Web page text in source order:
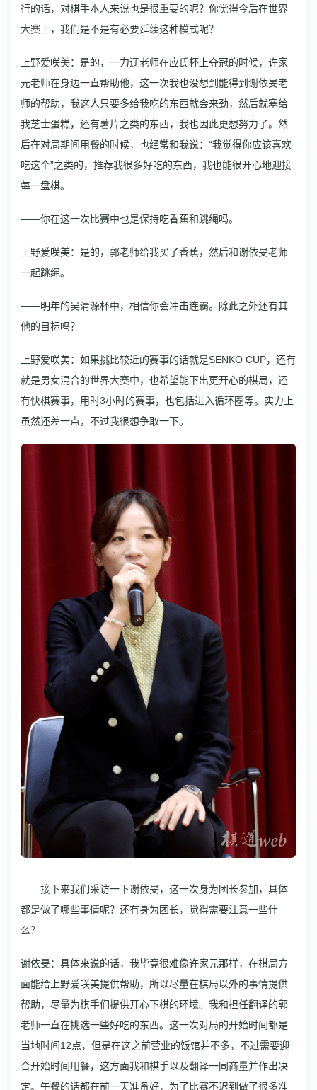
行的话，对棋手本人来说也是很重要的呢？你觉得今后在世界
大赛上，我们是不是有必要延续这种模式呢？
上野爱咲美：是的，一力辽老师在应氏杯上夺冠的时候，许家
元老师在身边一直帮助他，这一次我也没想到能得到谢依旻老
师的帮助，我这人只要多给我吃的东西就会来劲，然后就塞给
我芝士蛋糕，还有薯片之类的东西，我也因此更想努力了。 然
后在对局期间用餐的时候，也经常和我说：“我觉得你应该喜欢
吃这个”之类的，推荐我很多好吃的东西，我也能很开心地迎接
每一盘棋。
——你在这一次比赛中也是保持吃香蕉和跳绳吗。
上野爱咲美：是的，郭老师给我买了香蕉，然后和谢依旻老师
一起跳绳。
——明年的吴清源杯中，相信你会冲击连霸。除此之外还有其
他的目标吗？
上野爱咲美：如果挑比较近的赛事的话就是SENKO CUP，还有
就是男女混合的世界大赛中，也希望能下出更开心的棋局，还
有快棋赛事，用时3小时的赛事，也包括进入循环圈等。实力上
虽然还差一点，不过我很想争取一下。
——接下来我们采访一下谢依旻，这一次身为团长参加，具体
都是做了哪些事情呢？还有身为团长，觉得需要注意一些什
么？
谢依旻：具体来说的话，我毕竟很难像许家元那样，在棋局方
面能给上野爱咲美提供帮助，所以尽量在棋局以外的事情提供
帮助，尽量为棋手们提供开心下棋的环境。我和担任翻译的郭
老师一直在挑选一些好吃的东西。 这一次对局的开始时间都是
当地时间12点，但是在这之前营业的饭馆并不多，不过需要迎
合开始时间用餐，这方面我和棋手以及翻译一同商量并作出决
定。午餐的话都在前一天准备好，为了比赛不迟到做了很多准